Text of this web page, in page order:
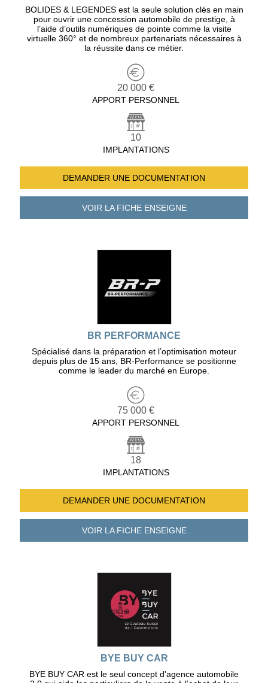
BOLIDES & LEGENDES est la seule solution clés en main
pour ouvrir une concession automobile de prestige, à
l’aide d’outils numériques de pointe comme la visite
virtuelle 360° et de nombreux partenariats nécessaires à
la réussite dans ce métier.
20 000 €
APPORT PERSONNEL
10
IMPLANTATIONS
DEMANDER UNE DOCUMENTATION
VOIR LA FICHEENSEIGNE
BR PERFORMANCE
Spécialisé dans la préparation et l’optimisation moteur
depuis plus de 15 ans, BR-Performance se positionne
comme le leader du marché en Europe.
75 000 €
APPORT PERSONNEL
18
IMPLANTATIONS
DEMANDER UNE DOCUMENTATION
VOIR LA FICHEENSEIGNE
BYE BUY CAR
BYE BUY CAR est le seul concept d'agence automobile